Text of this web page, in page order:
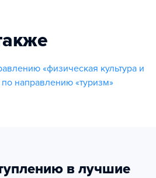
«физическая культура и
направлению «туризм»
в лучшие